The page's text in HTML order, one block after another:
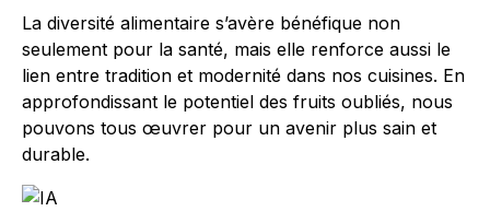
La diversité alimentaire s’avère bénéfique non
seulement pour la santé, mais elle renforce aussi le
lien entre tradition et modernité dans nos cuisines. En
approfondissant le potentiel des fruits oubliés, nous
pouvons tous œuvrer pour un avenir plus sain et
durable.